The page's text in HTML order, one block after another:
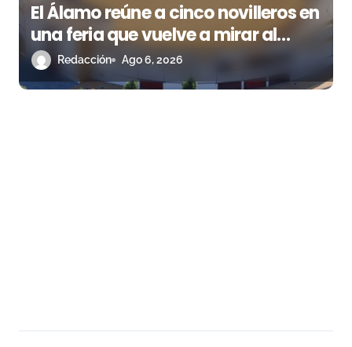
El Álamo reúne a cinco novilleros en
una feria que vuelve a mirar al
futuroRedacción Ago 6, 2026